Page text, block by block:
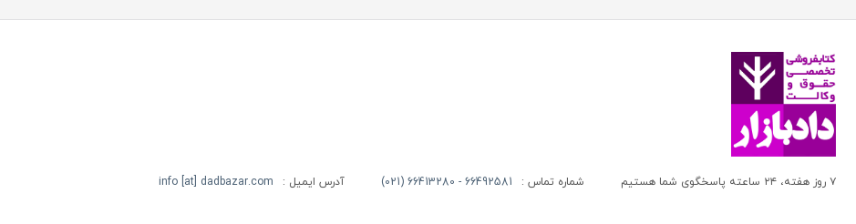
اندیشه عصر
اندیشه های حقوقی
بنگاه ترجمه و نشر کتاب پارسه
بهتاب
آمنه باخدا
آنتونی آگوس
آنتونیو کاسسه
آندره لگراند
آندریاس کاکینیس
۷ روز هفته، ۲۴ ساعته پاسخگوی شما هستیم شماره تماس : 66492581 - 66413280 (021) آدرس ایمیل : info [at] dadbazar.com